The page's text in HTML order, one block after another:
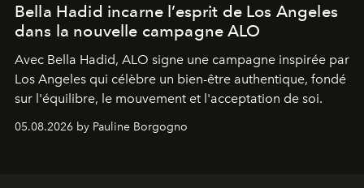
Bella Hadid incarne l’esprit de Los Angeles
dans la nouvelle campagne ALO
Avec Bella Hadid, ALO signe une campagne inspirée par
Los Angeles qui célèbre un bien-être authentique, fondé
sur l'équilibre, le mouvement et l'acceptation de soi.
05.08.2026 by Pauline Borgogno